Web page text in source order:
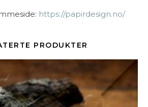
https://papirdesign.no/
PRODUKTER